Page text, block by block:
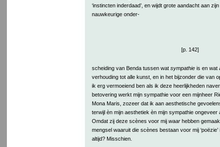
‘instincten inderdaad’, en wijdt grote aandacht aan
nauwkeurige onder-
[p. 142]
scheiding van Benda tussen wat sympathieis en wat
verhouding tot alle kunst, en in het bijzonder die van
ik erg vermoeiend ben als ik deze heerlijkheden
betovering werkt mijn sympathie voor een mijnheer
Mona Maris, zozeer dat ik aan aesthetische
terwijl èn mijn aesthetiek èn mijn sympathie
Omdat zij deze scènes voor mij waarhebben
mengsel waaruit die scènes bestaan voor mij ‘poëzie’
altijd? Misschien.